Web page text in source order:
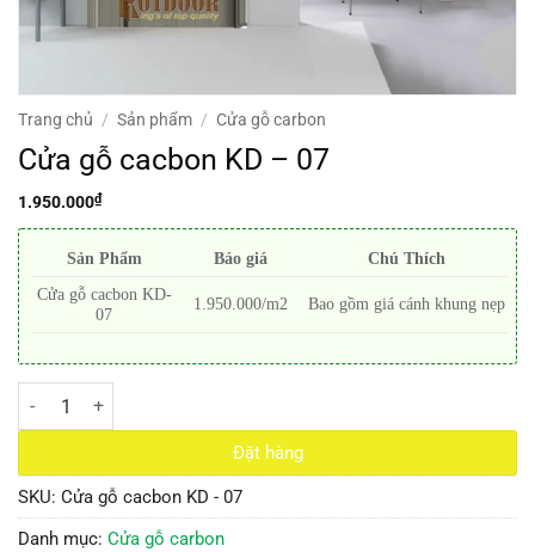
Trang chủ / Sản phẩm / Cửa gỗ carbon
Cửa gỗ cacbon KD – 07
1.950.000₫
Sản Phẩm Báo giá
Chú Thích
Cửa gỗ cacbon KD-
07
1.950.000/m2 Bao gồm giá cánh khung nẹp
Cửa gỗ cacbon KD - 07 số lượng
Đặt hàng
SKU: Cửa gỗ cacbon KD - 07
Danh mục: Cửa gỗ carbon